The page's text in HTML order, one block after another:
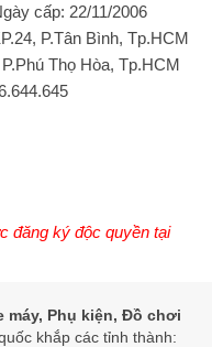
cấp: 22/11/2006
P.Tân Bình, Tp.HCM
Thọ Hòa, Tp.HCM
đăng ký độc quyền tại
máy, Phụ kiện, Đồ chơi
khắp các tỉnh thành: